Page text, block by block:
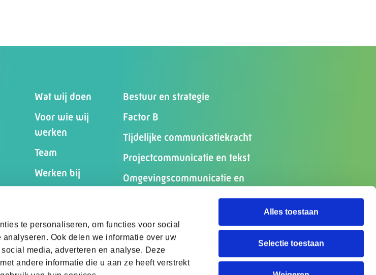
te personaliseren, om functies voor social
Ook delen we informatie over uw
media, adverteren en analyse. Deze
andere informatie die u aan ze heeft verstrekt
Alles toestaan
Selectie toestaan
Wat wij doen
Voor wie wij
werken
Team
Werken bij
Bestuur en strategie
Factor B
Tijdelijke communicatiekracht
Projectcommunicatie en tekst
Omgevingscommunicatie en
Begeleiden communicatieteams